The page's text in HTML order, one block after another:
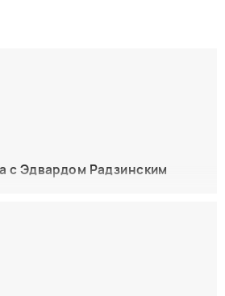
с Эдвардом Радзинским
отменено!
Станиславовичем Радзинским,